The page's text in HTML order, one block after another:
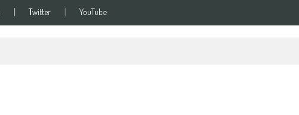
Twitter YouTube